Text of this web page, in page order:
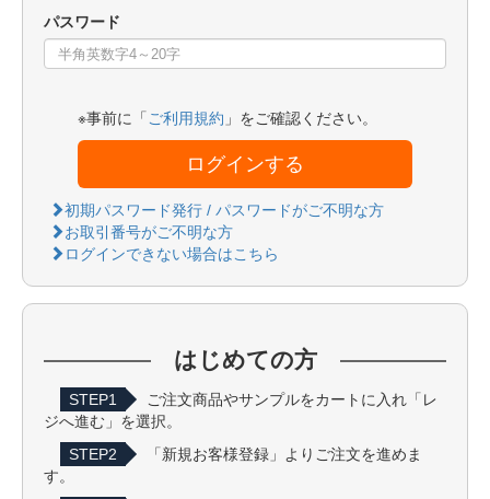
パスワード
※事前に「 ご利用規約 」をご確認ください。
ログインする
初期パスワード発行 / パスワードがご不明な方
お取引番号がご不明な方
ログインできない場合はこちら
はじめての方
STEP1
ご注文商品やサンプルをカートに入れ「レ
ジへ進む」を選択。
STEP2
「新規お客様登録」よりご注文を進めま
す。